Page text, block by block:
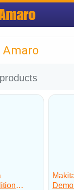
Amaro